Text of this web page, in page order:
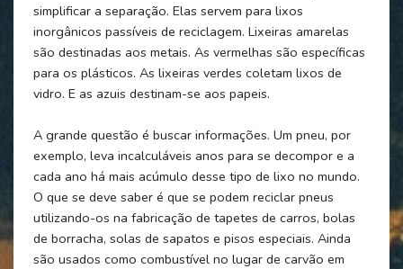
simplificar a separação. Elas servem para lixos
inorgânicos passíveis de reciclagem. Lixeiras amarelas
são destinadas aos metais. As vermelhas são específicas
para os plásticos. As lixeiras verdes coletam lixos de
vidro. E as azuis destinam-se aos papeis.
A grande questão é buscar informações. Um pneu, por
exemplo, leva incalculáveis anos para se decompor e a
cada ano há mais acúmulo desse tipo de lixo no mundo.
O que se deve saber é que se podem reciclar pneus
utilizando-os na fabricação de tapetes de carros, bolas
de borracha, solas de sapatos e pisos especiais. Ainda
são usados como combustível no lugar de carvão em